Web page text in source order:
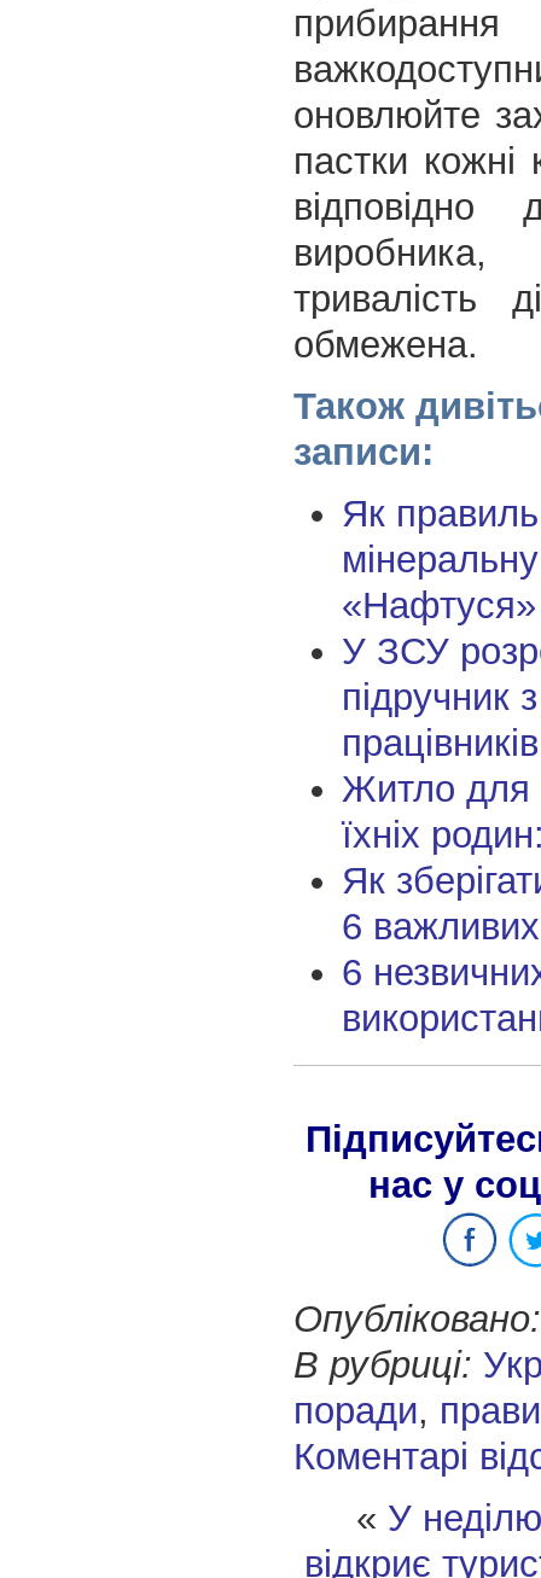
оновлюйте
пастки кожні
відповідно
тривалість
обмежена.
Також
записи:
Як
«Нафтуся»
У ЗСУ
підручник
Житло для
їхніх
Як
6
6
нас у
Опубліковано:
В рубриці:
поради,
Коментарі
« У
відкриє